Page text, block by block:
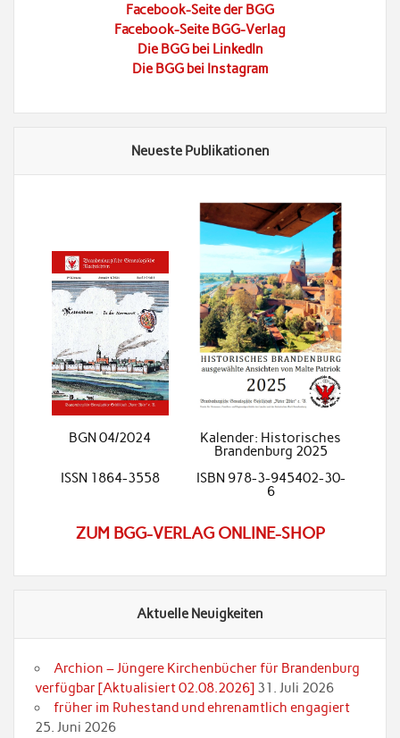
Facebook-Seite der BGG
Facebook-Seite BGG-Verlag
Die BGG bei LinkedIn
Die BGG bei Instagram
Neueste Publikationen
BGN 04/2024
Kalender: Historisches
Brandenburg 2025
ISSN 1864-3558
ISBN 978-3-945402-30-
6
ZUM BGG-VERLAG ONLINE-SHOP
Aktuelle Neuigkeiten
Archion – Jüngere Kirchenbücher für Brandenburg
verfügbar [Aktualisiert 02.08.2026] 31. Juli 2026
früher im Ruhestand und ehrenamtlich engagiert
25. Juni 2026